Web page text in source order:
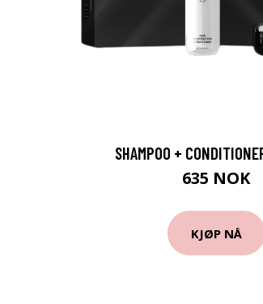
SHAMPOO +
635 NOK
KJØP NÅ